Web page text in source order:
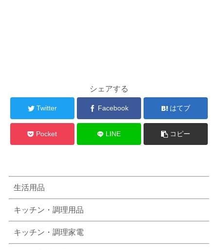
シェアする
Twitter Facebook はてブ
Pocket LINE コピー
生活用品
キッチン・調理用品
キッチン・調理家電